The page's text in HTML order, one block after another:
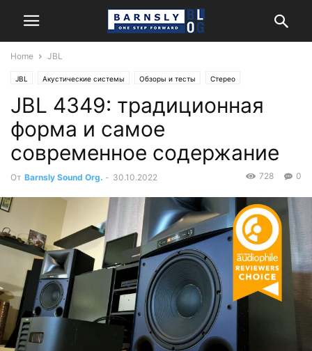
Home JBL
JBL Акустические системы Обзоры и тесты Стерео
JBL 4349: традиционная
форма и самое
современное содержание
От Barnsly Sound Org. - 30.10.2022 0
728